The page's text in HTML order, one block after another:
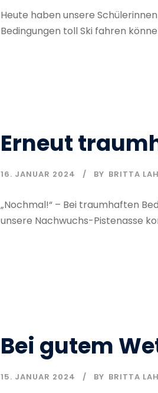
Heute haben unsere
Bedingungen toll Ski fahren
Erneut
16. JANUAR 2024 BY BRITTA
„Nochmal!“ – Bei traumhaften
unsere Nachwuchs-Pistenasse
Bei gutem
15. JANUAR 2024 BY BRITTA